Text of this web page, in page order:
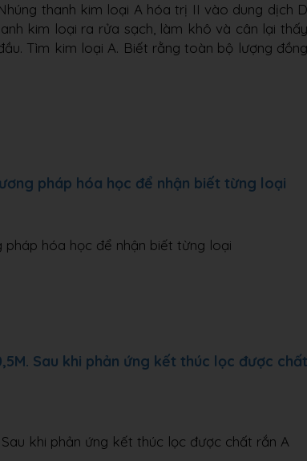
thanh kim loại A hóa trị II vào dung dịch D
kim loại ra rửa sạch, làm khô và cân lại thấy
Tìm kim loại A. Biết rằng toàn bộ lượng đồng
pháp hóa học để nhận biết từng loại
pháp hóa học để nhận biết từng loại
Sau khi phản ứng kết thúc lọc được chất
khi phản ứng kết thúc lọc được chất rắn A